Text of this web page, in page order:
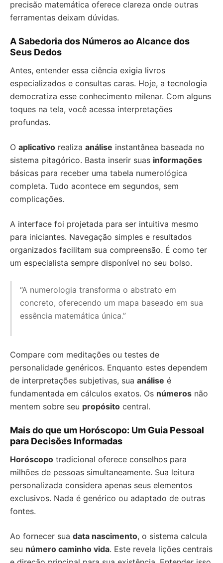
precisão matemática oferece clareza onde outras
ferramentas deixam dúvidas.
A Sabedoria dos Números ao Alcance dos
Seus Dedos
Antes, entender essa ciência exigia livros
especializados e consultas caras. Hoje, a tecnologia
democratiza esse conhecimento milenar. Com alguns
toques na tela, você acessa interpretações
profundas.
O aplicativo realiza análise instantânea baseada no
sistema pitagórico. Basta inserir suas informações
básicas para receber uma tabela numerológica
completa. Tudo acontece em segundos, sem
complicações.
A interface foi projetada para ser intuitiva mesmo
para iniciantes. Navegação simples e resultados
organizados facilitam sua compreensão. É como ter
um especialista sempre disponível no seu bolso.
“A numerologia transforma o abstrato em
concreto, oferecendo um mapa baseado em sua
essência matemática única.”
Compare com meditações ou testes de
personalidade genéricos. Enquanto estes dependem
de interpretações subjetivas, sua análise é
fundamentada em cálculos exatos. Os números não
mentem sobre seu propósito central.
Mais do que um Horóscopo: Um Guia Pessoal
para Decisões Informadas
Horóscopo tradicional oferece conselhos para
milhões de pessoas simultaneamente. Sua leitura
personalizada considera apenas seus elementos
exclusivos. Nada é genérico ou adaptado de outras
fontes.
Ao fornecer sua data nascimento, o sistema calcula
seu número caminho vida. Este revela lições centrais